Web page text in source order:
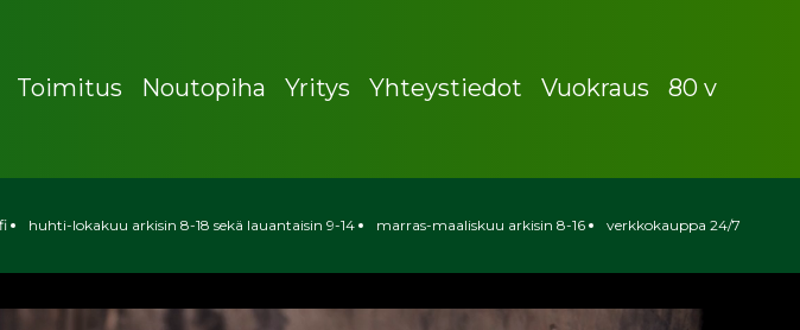
Toimitus Noutopiha Yritys Yhteystiedot Vuokraus 80 v
huhti-lokakuu arkisin 8-18 sekä lauantaisin 9-14 marras-maaliskuu arkisin 8-16 verkkokauppa 24/7